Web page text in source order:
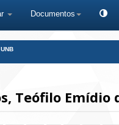
Documentos
Teófilo Emídio